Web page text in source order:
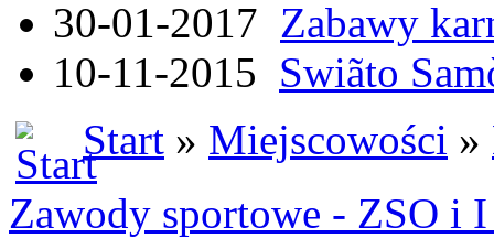
30-01-2017 Zabawy
10-11-2015 Swiãto
Start » Miejscowości »
Zawody sportowe - ZSO i